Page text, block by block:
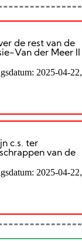
de rest van de
Van der Meer II
2025-04-22,
c.s. ter
van de
2025-04-22,